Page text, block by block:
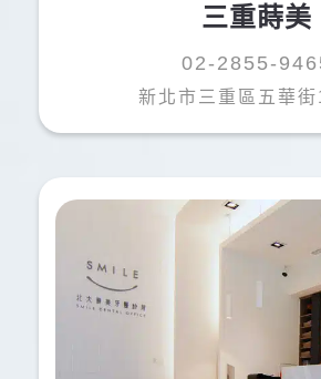
三重蒔美
02-2855-
新北市三重區五華